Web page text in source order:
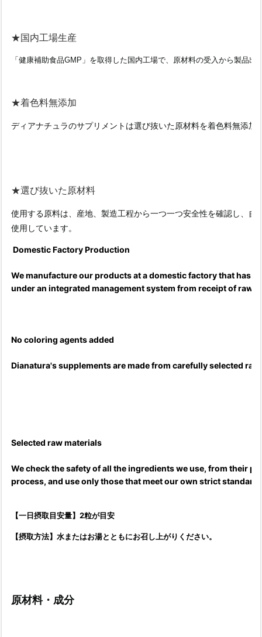
★国内工場生産
「健康補助食品GMP」を取得した国内工場で、原材料の受入から製品
★着色料無添加
ディアナチュラのサプリメントは選び抜いた原材料を着色料無添加
★選び抜いた原材料
使用する原料は、産地、製造工程から一つ一つ安全性を確認し、自
使用しています。
Domestic Factory Production
We manufacture our products at a domestic factory that has
under an integrated management system from receipt of raw
No coloring agents added
Dianatura's supplements are made from carefully selected
Selected raw materials
We check the safety of all the ingredients we use, from their
process, and use only those that meet our own strict
【一日摂取目安量】2粒が目安
【摂取方法】水またはお湯とともにお召し上がりください。
原材料・成分